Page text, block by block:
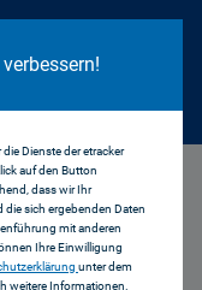
Dienste der etracker
auf den Button
dass wir Ihr
sich ergebenden Daten
mit anderen
Ihre Einwilligung
unter dem
weitere Informationen.